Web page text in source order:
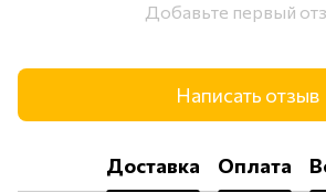
Добавьте первый
Написать отзыв
Доставка Оплата